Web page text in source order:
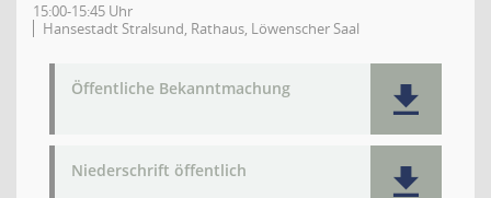
15:00-15:45 Uhr
Hansestadt Stralsund, Rathaus, Löwenscher Saal
Öffentliche Bekanntmachung
Niederschrift öffentlich